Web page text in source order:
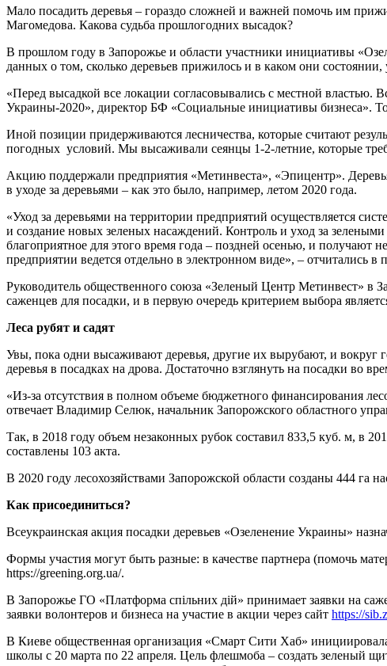
Мало посадить деревья – гораздо сложней и важней помочь им
Магомедова. Какова судьба прошлогодних высадок?
В прошлом году в Запорожье и области участники инициативы
данных о том, сколько деревьев прижилось и в каком они состоянии,
«Перед высадкой все локации согласовывались с местной властью.
Украины-2020», директор БФ «Социальные инициативы бизнеса». То
Иной позиции придерживаются лесничества, которые считают
погодных условий. Мы высаживали сеянцы 1-2-летние, которые
Акцию поддержали предприятия «Метинвеста», «Эпицентр».
в уходе за деревьями – как это было, например, летом 2020 года.
«Уход за деревьями на территории предприятий осуществляется
и создание новых зеленых насаждений. Контроль и уход за
благоприятное для этого время года – поздней осенью, и
предприятии ведется отдельно в электронном виде», – отчитались
Руководитель общественного союза «Зеленый Центр Метинвест»
саженцев для посадки, и в первую очередь критерием выбора
Леса рубят и садят
Увы, пока одни высаживают деревья, другие их вырубают, и вокруг
деревья в посадках на дрова. Достаточно взглянуть на посадки во
«Из-за отсутствия в полном объеме бюджетного финансирования
отвечает Владимир Селюк, начальник Запорожского областного
Так, в 2018 году объем незаконных рубок составил 833,5 куб. м, в
составлены 103 акта.
В 2020 году лесохозяйствами Запорожской области созданы 444 га
Как присоединиться?
Всеукраинская акция посадки деревьев «Озеленение Украины»
Формы участия могут быть разные: в качестве партнера (помочь
https://greening.org.ua/.
В Запорожье ГО «Платформа спільних дій» принимает заявки на
заявки волонтеров и бизнеса на участие в акции через сайт https://
В Киеве общественная организация «Смарт Сити Хаб»
школы с 20 марта по 22 апреля. Цель флешмоба – создать зеленый